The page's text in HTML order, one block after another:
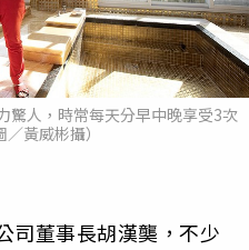
驚人，時常每天分早中晚享受3次
黃威彬攝）
司董事長胡漢龑，不少